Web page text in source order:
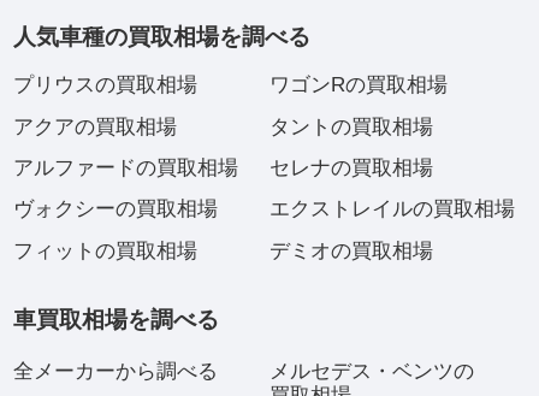
人気車種の買取相場を調べる
プリウスの買取相場
アクアの買取相場
アルファードの買取相場
ヴォクシーの買取相場
フィットの買取相場
ワゴンRの買取相場
タントの買取相場
セレナの買取相場
エクストレイルの買取相場
デミオの買取相場
車買取相場を調べる
全メーカーから調べる
メルセデス・ベンツの